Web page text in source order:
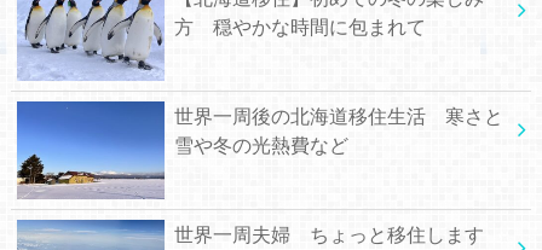
方 穏やかな時間に包まれて
世界一周後の北海道移住生活 寒さと
雪や冬の光熱費など
世界一周夫婦 ちょっと移住します